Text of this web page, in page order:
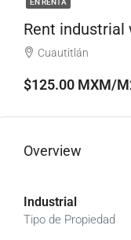
EN RENTA
Rent industrial
Cuautitlán
$125.00 MXM/
Overview
Industrial
Tipo de Propiedad